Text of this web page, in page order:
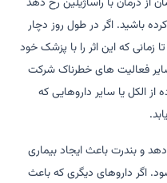
باشید. اگر در طول روز دچار
زمانی که این اثر را با پزشک خود
سایر فعالیت های خطرناک شرکت
از الکل یا سایر داروهایی که
و بندرت باعث ایجاد بیماری
اگر داروهای دیگری که باعث